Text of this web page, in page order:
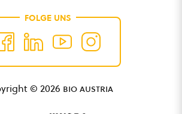
FOLGE UNS
© 2026 bio austria